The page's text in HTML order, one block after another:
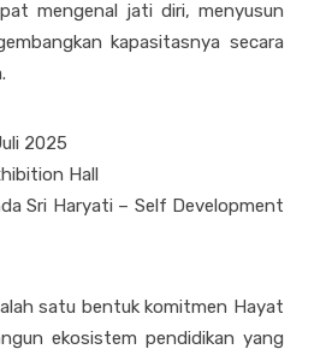
mengenal jati diri, menyusun
kapasitasnya secara
2025
Hall
Sri Haryati – Self Development
satu bentuk komitmen Hayat
ekosistem pendidikan yang